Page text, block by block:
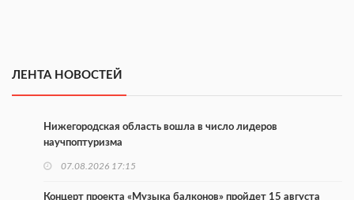
ЛЕНТА НОВОСТЕЙ
Нижегородская область вошла в число лидеров
научпоптуризма
07.08.2026 17:15
Концерт проекта «Музыка балконов» пройдет 15 августа